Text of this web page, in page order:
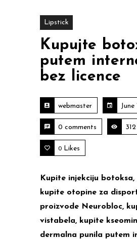
Lipstick
Kupujte
putem
bez licence
webmaster June
0 comments
0 Likes
Kupite injekciju
kupite otopine za
proizvode Neurobloc,
vistabela, kupite
dermalna punila putem